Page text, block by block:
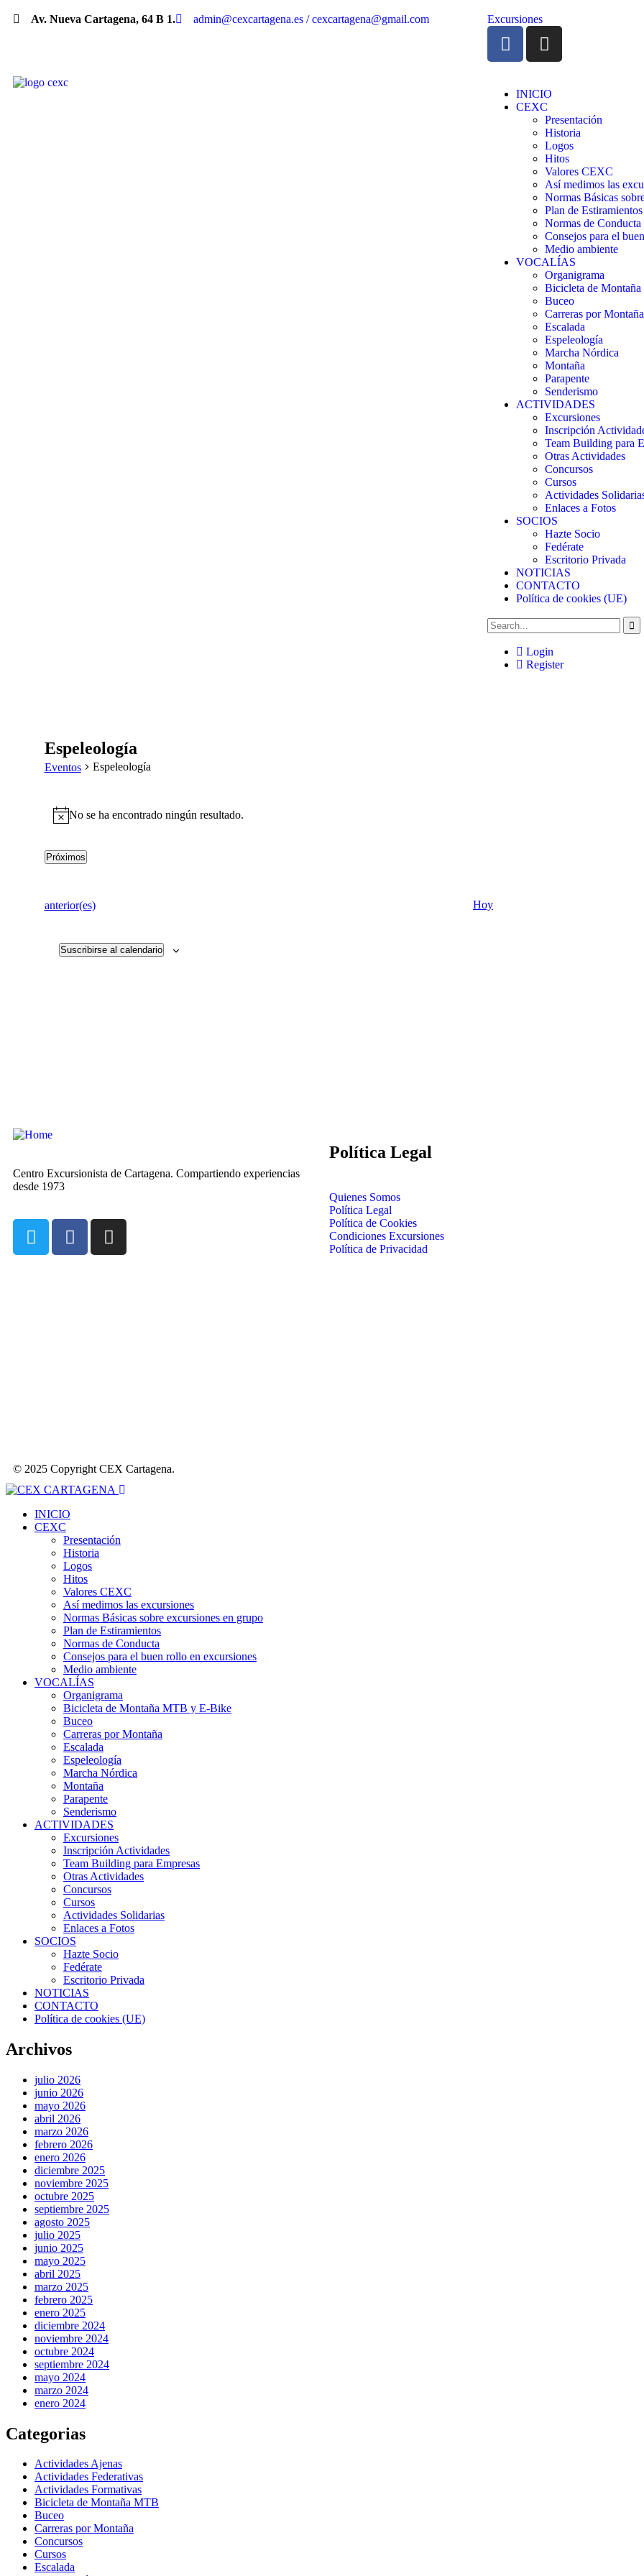
Av. Nueva Cartagena, 64 B 1. admin@cexcartagena.es / cexcartagena@gmail.com Excursiones
INICIO
CEXC
Presentación
Historia
Logos
Hitos
Valores CEXC
Así medimos las
Normas Básicas
Plan de Estiramientos
Normas de Conducta
Consejos para el
Medio ambiente
VOCALÍAS
Organigrama
Bicicleta de
Buceo
Carreras por Montaña
Escalada
Espeleología
Marcha Nórdica
Montaña
Parapente
Senderismo
ACTIVIDADES
Excursiones
Inscripción
Team Building para
Otras Actividades
Concursos
Cursos
Actividades
Enlaces a Fotos
SOCIOS
Hazte Socio
Fedérate
Escritorio Privada
NOTICIAS
CONTACTO
Política de cookies (UE)
Login
Register
Espeleología
Eventos Espeleología
AvisoNo se ha encontrado ningún resultado.
Próximos
Eventos
anterior(es) Hoy
Suscribirse al calendario
Centro Excursionista de Cartagena. Compartiendo experiencias
desde 1973
Política Legal
Quienes Somos
Política Legal
Política de Cookies
Condiciones Excursiones
Política de Privacidad
© 2025 Copyright CEX Cartagena.
INICIO
CEXC
Presentación
Historia
Logos
Hitos
Valores CEXC
Así medimos las excursiones
Normas Básicas sobre excursiones en grupo
Plan de Estiramientos
Normas de Conducta
Consejos para el buen rollo en excursiones
Medio ambiente
VOCALÍAS
Organigrama
Bicicleta de Montaña MTB y E-Bike
Buceo
Carreras por Montaña
Escalada
Espeleología
Marcha Nórdica
Montaña
Parapente
Senderismo
ACTIVIDADES
Excursiones
Inscripción Actividades
Team Building para Empresas
Otras Actividades
Concursos
Cursos
Actividades Solidarias
Enlaces a Fotos
SOCIOS
Hazte Socio
Fedérate
Escritorio Privada
NOTICIAS
CONTACTO
Política de cookies (UE)
Archivos
julio 2026
junio 2026
mayo 2026
abril 2026
marzo 2026
febrero 2026
enero 2026
diciembre 2025
noviembre 2025
octubre 2025
septiembre 2025
agosto 2025
julio 2025
junio 2025
mayo 2025
abril 2025
marzo 2025
febrero 2025
enero 2025
diciembre 2024
noviembre 2024
octubre 2024
septiembre 2024
mayo 2024
marzo 2024
enero 2024
Categorias
Actividades Ajenas
Actividades Federativas
Actividades Formativas
Bicicleta de Montaña MTB
Buceo
Carreras por Montaña
Concursos
Cursos
Escalada